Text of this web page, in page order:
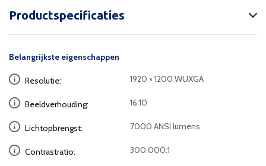
Productspecificaties
Belangrijkste eigenschappen
Resolutie: 1920 × 1200 WUXGA
Beeldverhouding: 16:10
Lichtopbrengst: 7000 ANSI lumens
Contrastratio: 300.000:1